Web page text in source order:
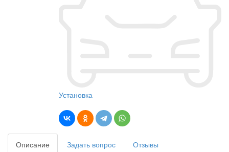
Установка
Описание Задать вопрос Отзывы